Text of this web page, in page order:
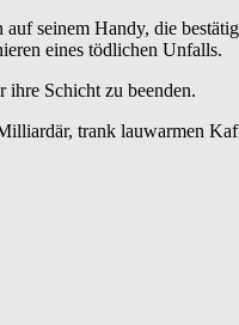
seinem Handy, die
eines tödlichen Unfalls.
Schicht zu beenden.
trank lauwarmen